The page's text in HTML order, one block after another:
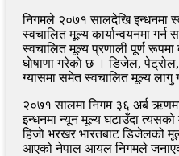
निगमले २०७१ सालदेखि इन्धनमा
स्वचालित मूल्य कार्यान्वयनमा
स्वचालित मूल्य प्रणाली पूर्ण रूपमा
घाेषाणा गरेकाे छ । डिजेल,
ग्यासमा समेत स्वचालित मूल्य लागु
२०७१ सालमा निगम ३६ अर्ब
इन्धनमा न्यून मूल्य घटाउँदा त्यसको
हिजाे भरखर भारतबाट डिजेलको
आएको नेपाल आयल निगमले